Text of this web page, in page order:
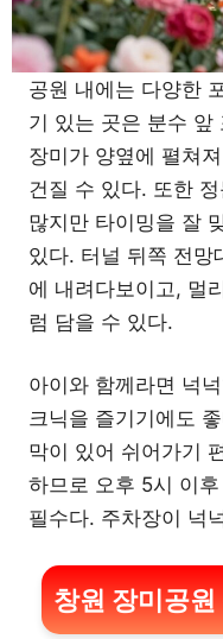
공원 내에는 다양한
기 있는 곳은 분수 앞
장미가 양옆에 펼쳐
건질 수 있다. 또한
많지만 타이밍을 잘
있다. 터널 뒤쪽 전망
에 내려다보이고, 멀
럼 담을 수 있다.
아이와 함께라면 넉
크닉을 즐기기에도
막이 있어 쉬어가기
하므로 오후 5시 이
필수다. 주차장이 넉
창원 장미공